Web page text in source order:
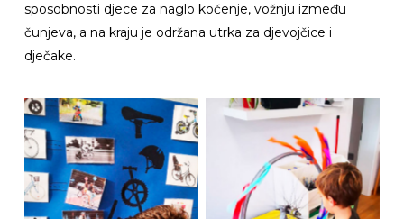
sposobnosti djece za naglo kočenje, vožnju između
čunjeva, a na kraju je održana utrka za djevojčice i
dječake.